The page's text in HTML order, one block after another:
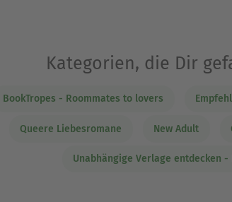
Kategorien, die Dir
BookTropes - Roommates to lovers
Queere Liebesromane New Adult
Unabhängige Verlage entdecken -